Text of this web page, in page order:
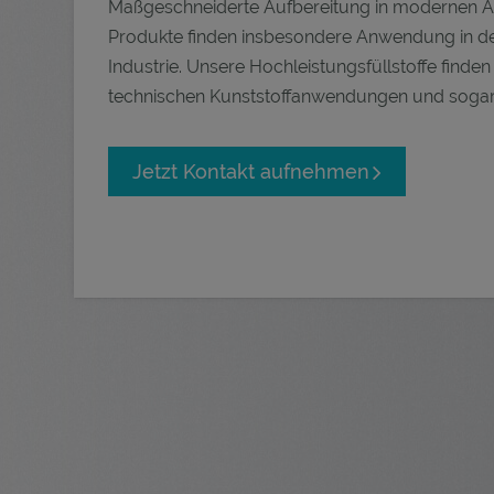
Maßgeschneiderte Aufbereitung in modernen
Produkte finden insbesondere Anwendung in
Industrie. Unsere Hochleistungsfüllstoffe
technischen Kunststoffanwendungen und
Jetzt Kontakt aufnehmen